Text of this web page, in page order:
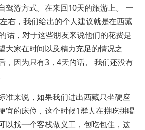
驾游方式。在来回10天的旅游上。 一
右，我们给出的个人建议就是在西藏
话，对于这些朋友来说他们的花费是
大家在时间以及精力充足的情况之
，因为只有3，4天的话。 我们还没有
准来说，如果我们进出西藏只坐硬座
宜的床位，这个时候1群人在拼吃拼喝
以找一个客栈做义工，包吃包住，这